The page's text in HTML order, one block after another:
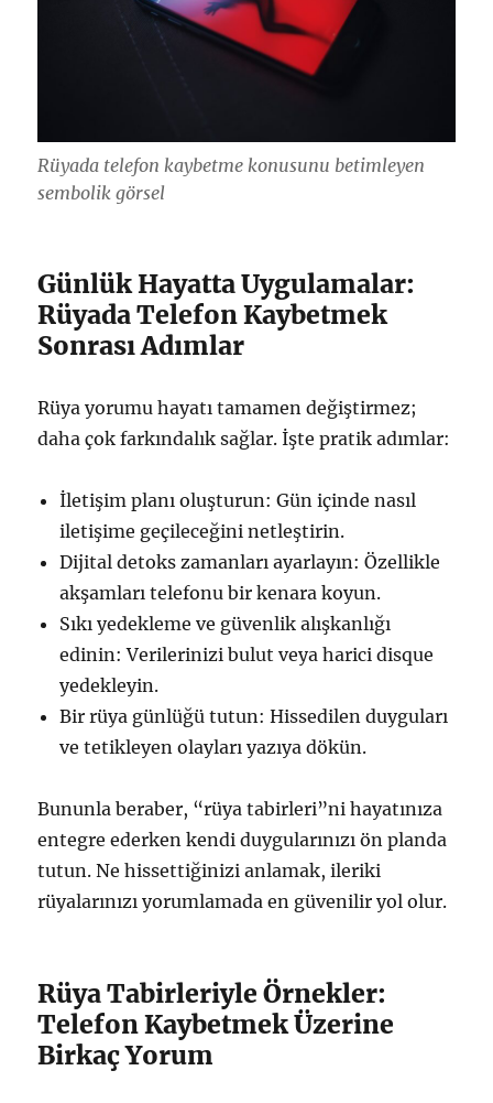
Rüyada telefon kaybetme konusunu betimleyen
sembolik görsel
Günlük Hayatta Uygulamalar:
Rüyada Telefon Kaybetmek
Sonrası Adımlar
Rüya yorumu hayatı tamamen değiştirmez;
daha çok farkındalık sağlar. İşte pratik adımlar:
İletişim planı oluşturun: Gün içinde nasıl
iletişime geçileceğini netleştirin.
Dijital detoks zamanları ayarlayın: Özellikle
akşamları telefonu bir kenara koyun.
Sıkı yedekleme ve güvenlik alışkanlığı
edinin: Verilerinizi bulut veya harici disque
yedekleyin.
Bir rüya günlüğü tutun: Hissedilen duyguları
ve tetikleyen olayları yazıya dökün.
Bununla beraber, “rüya tabirleri”ni hayatınıza
entegre ederken kendi duygularınızı ön planda
tutun. Ne hissettiğinizi anlamak, ileriki
rüyalarınızı yorumlamada en güvenilir yol olur.
Rüya Tabirleriyle Örnekler:
Telefon Kaybetmek Üzerine
Birkaç Yorum